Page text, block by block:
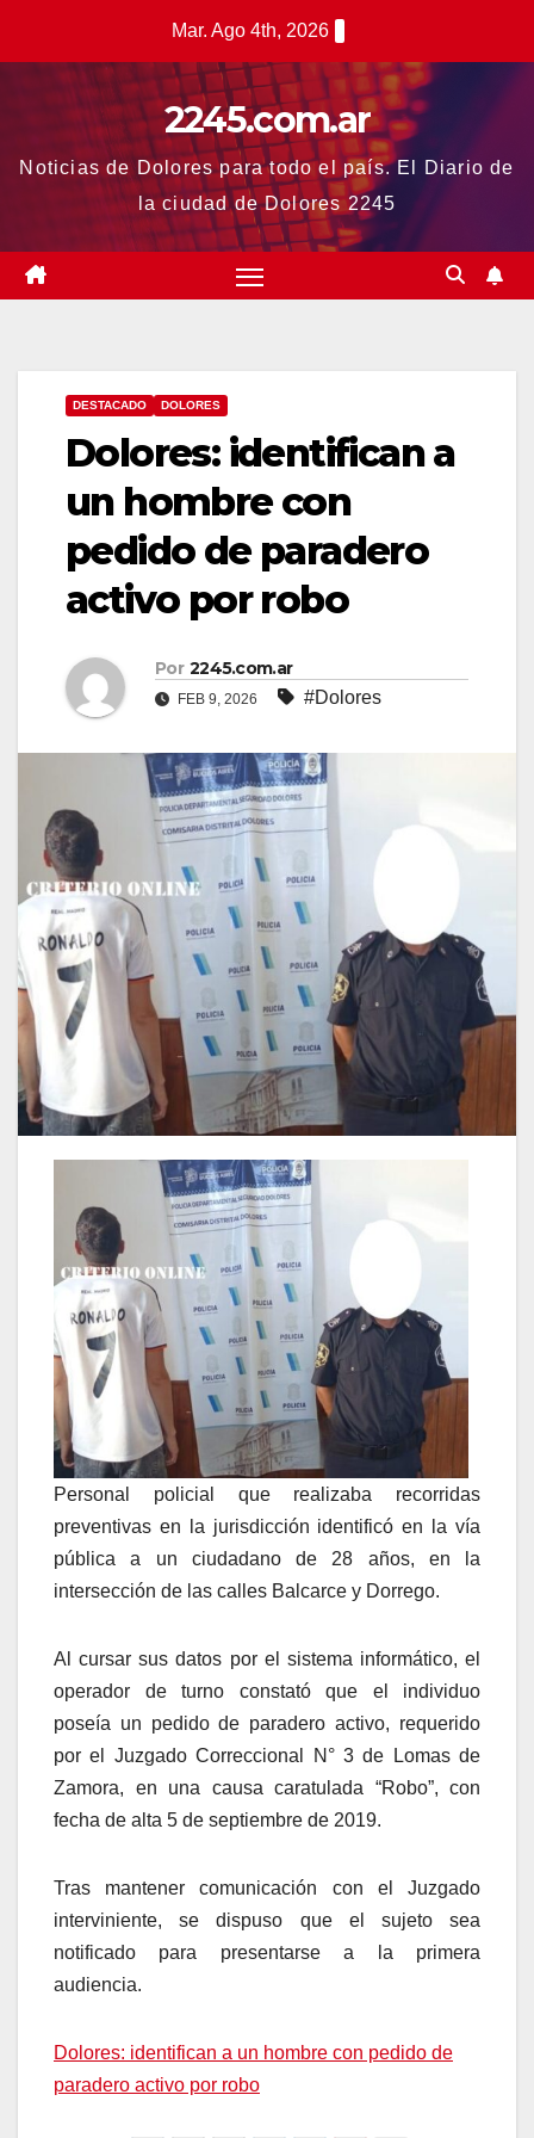
Mar. Ago 4th, 2026
2245.com.ar
Noticias de Dolores para todo el país. El Diario de
la ciudad de Dolores 2245
DESTACADO DOLORES
Dolores: identifican a
un hombre con
pedido de paradero
activo por robo
Por 2245.com.ar
FEB 9, 2026 #Dolores
Personal policial que realizaba recorridas
preventivas en la jurisdicción identificó en la vía
pública a un ciudadano de 28 años, en la
intersección de las calles Balcarce y Dorrego.
Al cursar sus datos por el sistema informático, el
operador de turno constató que el individuo
poseía un pedido de paradero activo, requerido
por el Juzgado Correccional N° 3 de Lomas de
Zamora, en una causa caratulada “Robo”, con
fecha de alta 5 de septiembre de 2019.
Tras mantener comunicación con el Juzgado
interviniente, se dispuso que el sujeto sea
notificado para presentarse a la primera
audiencia.
Dolores: identifican a un hombre con pedido de
paradero activo por robo